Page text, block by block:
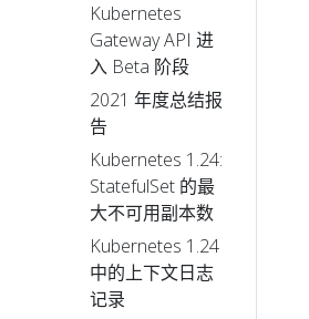
Kubernetes
Gateway API 进
入 Beta 阶段
2021 年度总结报
告
Kubernetes 1.24:
StatefulSet 的最
大不可用副本数
Kubernetes 1.24
中的上下文日志
记录